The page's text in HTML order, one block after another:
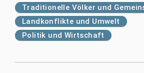
Traditionelle Völker und
Landkonflikte und Umwelt
Politik und Wirtschaft